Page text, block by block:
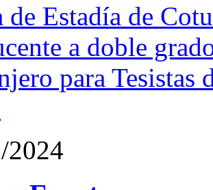
de Estadía de
a doble
para Tesistas
2024